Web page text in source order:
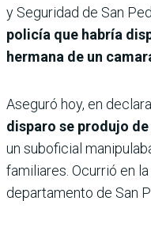
y Seguridad de San
policía que habría
hermana de un
Aseguró hoy, en
disparo se produjo
un suboficial
familiares. Ocurrió en
departamento de San